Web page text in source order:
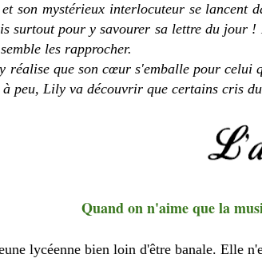
son mystérieux interlocuteur se lancent
surtout pour y savourer sa lettre du jour !
les rapprocher.
réalise que son cœur s'emballe pour celui
à peu, Lily va découvrir que certains cris
Quand on n'aime que la
lycéenne bien loin d'être banale. Elle